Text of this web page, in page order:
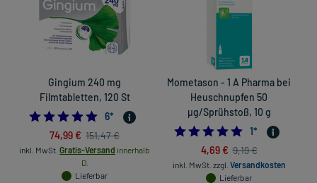
Gingium 240 mg
Filmtabletten, 120 St
5.0
6*
74,99 € 151,47 €
inkl. MwSt. Gratis-Versand innerhalb
D.
Lieferbar
Mometason - 1 A Pharma bei
Heuschnupfen 50
µg/Sprühstoß, 10 g
5.0
1*
4,69 € 9,19 €
inkl. MwSt. zzgl. Versandkosten
Lieferbar